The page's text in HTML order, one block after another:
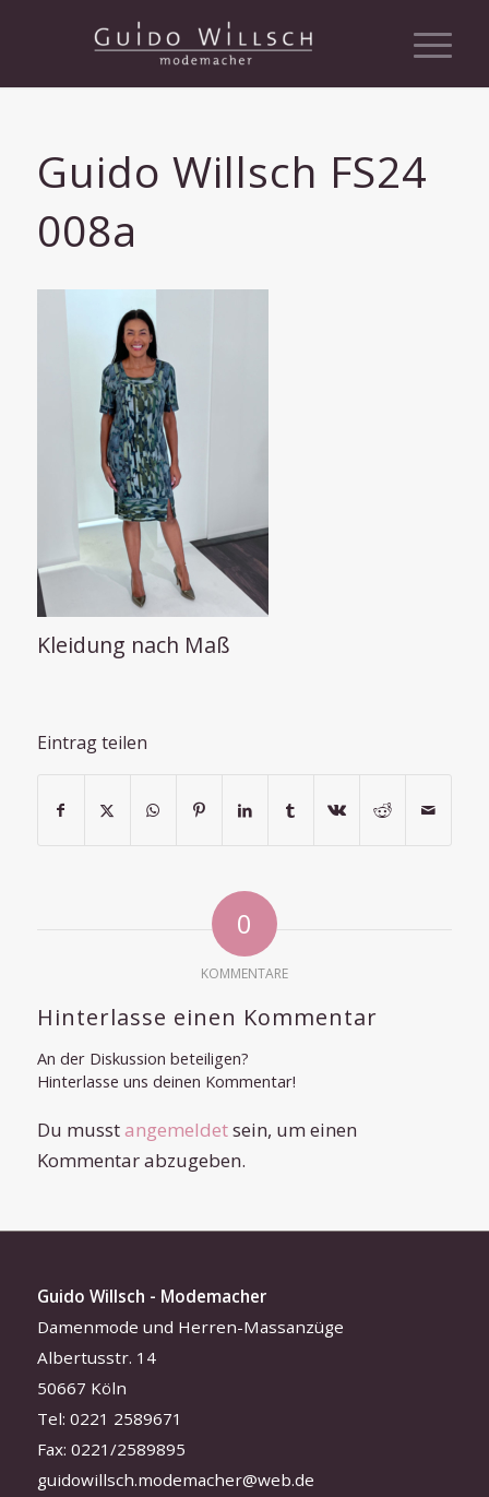
Guido Willsch FS24
008a
Kleidung nach Maß
Eintrag teilen
0
KOMMENTARE
Hinterlasse einen Kommentar
An der Diskussion beteiligen?
Hinterlasse uns deinen Kommentar!
Du musstangemeldetsein, um einen
Kommentar abzugeben.
Guido Willsch - Modemacher
Damenmode und Herren-Massanzüge
Albertusstr. 14
50667 Köln
Tel: 0221 2589671
Fax: 0221/2589895
guidowillsch.modemacher@web.de